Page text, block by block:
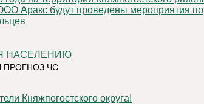
Аракс будут проведены мероприятия по
НАСЕЛЕНИЮ
ЧС
Княжпогостского округа!